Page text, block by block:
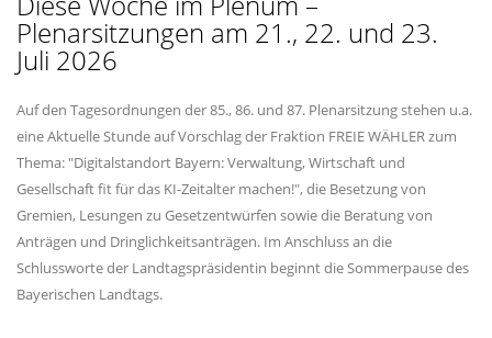
Plenarsitzungen am 21., 22. und 23.
Juli 2026
Auf den Tagesordnungen der 85., 86. und 87. Plenarsitzung stehen u.a.
eine Aktuelle Stunde auf Vorschlag der Fraktion FREIE WÄHLER zum
Thema: "Digitalstandort Bayern: Verwaltung, Wirtschaft und
Gesellschaft fit für das KI-Zeitalter machen!", die Besetzung von
Gremien, Lesungen zu Gesetzentwürfen sowie die Beratung von
Anträgen und Dringlichkeitsanträgen. Im Anschluss an die
Schlussworte der Landtagspräsidentin beginnt die Sommerpause des
Bayerischen Landtags.